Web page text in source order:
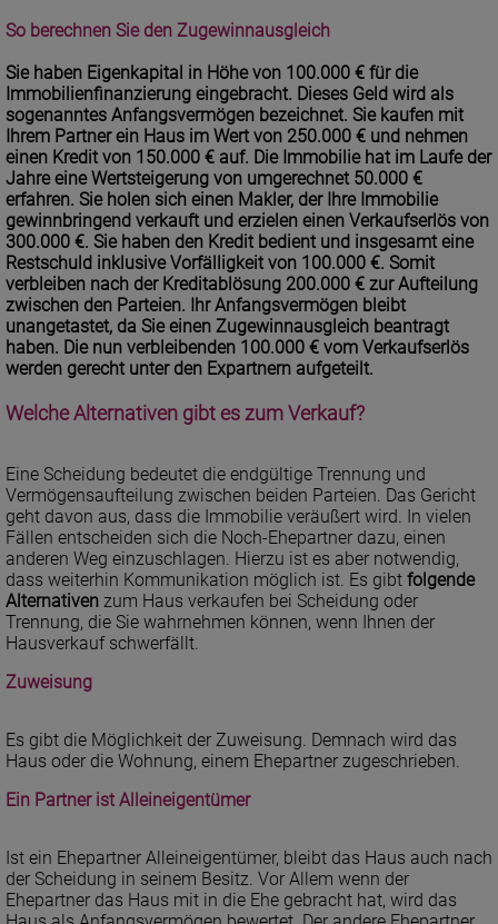
So berechnen Sie den Zugewinnausgleich
Sie haben Eigenkapital in Höhe von 100.000 € für die
Immobilienfinanzierung eingebracht. Dieses Geld wird als
sogenanntes Anfangsvermögen bezeichnet. Sie kaufen mit
Ihrem Partner ein Haus im Wert von 250.000 € und nehmen
einen Kredit von 150.000 € auf. Die Immobilie hat im Laufe der
Jahre eine Wertsteigerung von umgerechnet 50.000 €
erfahren. Sie holen sich einen Makler, der Ihre Immobilie
gewinnbringend verkauft und erzielen einen Verkaufserlös von
300.000 €. Sie haben den Kredit bedient und insgesamt eine
Restschuld inklusive Vorfälligkeit von 100.000 €. Somit
verbleiben nach der Kreditablösung 200.000 € zur Aufteilung
zwischen den Parteien. Ihr Anfangsvermögen bleibt
unangetastet, da Sie einen Zugewinnausgleich beantragt
haben. Die nun verbleibenden 100.000 € vom Verkaufserlös
werden gerecht unter den Expartnern aufgeteilt.
Welche Alternativen gibt es zum Verkauf?
Eine Scheidung bedeutet die endgültige Trennung und
Vermögensaufteilung zwischen beiden Parteien. Das Gericht
geht davon aus, dass die Immobilie veräußert wird. In vielen
Fällen entscheiden sich die Noch-Ehepartner dazu, einen
anderen Weg einzuschlagen. Hierzu ist es aber notwendig,
dass weiterhin Kommunikation möglich ist. Es gibt folgende
Alternativen zum Haus verkaufen bei Scheidung oder
Trennung, die Sie wahrnehmen können, wenn Ihnen der
Hausverkauf schwerfällt.
Zuweisung
Es gibt die Möglichkeit der Zuweisung. Demnach wird das
Haus oder die Wohnung, einem Ehepartner zugeschrieben.
Ein Partner ist Alleineigentümer
Ist ein Ehepartner Alleineigentümer, bleibt das Haus auch nach
der Scheidung in seinem Besitz. Vor Allem wenn der
Ehepartner das Haus mit in die Ehe gebracht hat, wird das